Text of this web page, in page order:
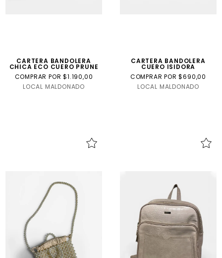
CARTERA BANDOLERA
CHICA ECO CUERO PRUNE
COMPRAR POR $1.190,00
LOCAL MALDONADO
CARTERA BANDOLERA
CUERO ISIDORA
COMPRAR POR $690,00
LOCAL MALDONADO